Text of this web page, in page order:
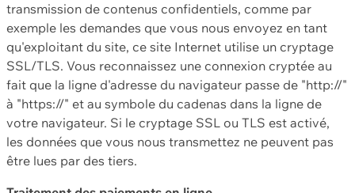
transmission de contenus confidentiels, comme par
exemple les demandes que vous nous envoyez en tant
qu'exploitant du site, ce site Internet utilise un cryptage
SSL/TLS. Vous reconnaissez une connexion cryptée au
fait que la ligne d'adresse du navigateur passe de "http://"
à "https://" et au symbole du cadenas dans la ligne de
votre navigateur. Si le cryptage SSL ou TLS est activé,
les données que vous nous transmettez ne peuvent pas
être lues par des tiers.